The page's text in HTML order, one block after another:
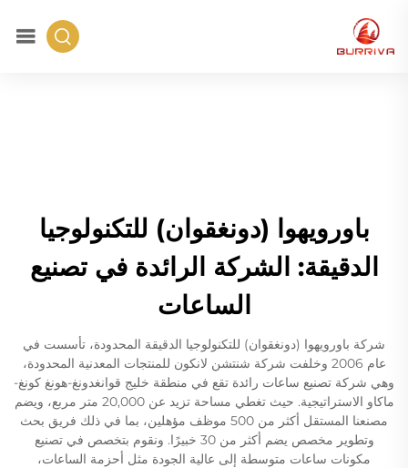
باورويهوا (دونغقوان) للتكنولوجيا
الدقيقة: الشركة الرائدة في تصنيع
الساعات
شركة باورويهوا (دونغقوان) للتكنولوجيا الدقيقة المحدودة، تأسست في
عام 2006 وخلفت شركة شنتشن لانكون للمنتجات المعدنية المحدودة،
وهي شركة تصنيع ساعات رائدة تقع في منطقة خليج قوانغدونغ-هونغ كونغ-
ماكاو الاستراتيجية. حيث تغطي مساحة تزيد عن 20,000 متر مربع، ويضم
مصنعنا المستقل أكثر من 500 موظف مؤهلين، بما في ذلك فريق بحث
وتطوير مخصص يضم أكثر من 30 خبيرًا. ونقوم بتخصص في تصنيع
مكونات ساعات متوسطة إلى عالية الجودة مثل أحزمة الساعات،